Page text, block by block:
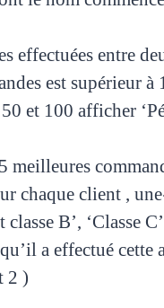
effectuées entre
est supérieur
et 100 afficher
meilleures
chaque client ,
B’, ‘Classe
a effectué cette
2 )